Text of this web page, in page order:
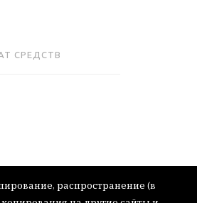
СРЕДСТВ
распространение (в